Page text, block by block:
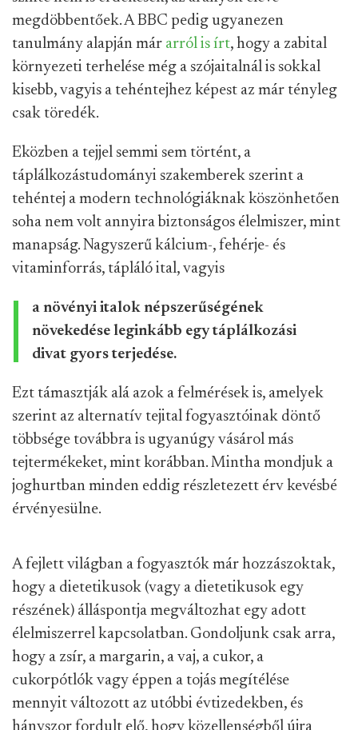
megdöbbentőek. A BBC pedig ugyanezen
tanulmány alapján már arról is írt, hogy a zabital
környezeti terhelése még a szójaitalnál is sokkal
kisebb, vagyis a tehéntejhez képest az már tényleg
csak töredék.
Eközben a tejjel semmi sem történt, a
táplálkozástudományi szakemberek szerint a
tehéntej a modern technológiáknak köszönhetően
soha nem volt annyira biztonságos élelmiszer, mint
manapság. Nagyszerű kálcium-, fehérje- és
vitaminforrás, tápláló ital, vagyis
a növényi italok népszerűségének
növekedése leginkább egy táplálkozási
divat gyors terjedése.
Ezt támasztják alá azok a felmérések is, amelyek
szerint az alternatív tejital fogyasztóinak döntő
többsége továbbra is ugyanúgy vásárol más
tejtermékeket, mint korábban. Mintha mondjuk a
joghurtban minden eddig részletezett érv kevésbé
érvényesülne.
A fejlett világban a fogyasztók már hozzászoktak,
hogy a dietetikusok (vagy a dietetikusok egy
részének) álláspontja megváltozhat egy adott
élelmiszerrel kapcsolatban. Gondoljunk csak arra,
hogy a zsír, a margarin, a vaj, a cukor, a
cukorpótlók vagy éppen a tojás megítélése
mennyit változott az utóbbi évtizedekben, és